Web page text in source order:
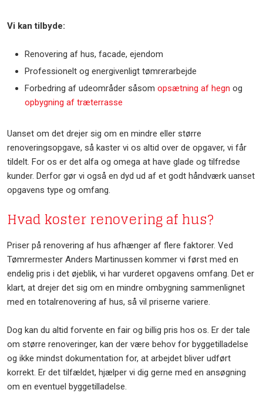
​Vi kan tilbyde:
Renovering af hus, facade, ejendom
Professionelt og energivenligt tømrerarbejde
Forbedring af udeområder såsom opsætning af hegn og
opbygning af træterrasse
Uanset om det drejer sig om en mindre eller større
renoveringsopgave, så kaster vi os altid over de opgaver, vi får
tildelt. For os er det alfa og omega at have glade og tilfredse
kunder. Derfor gør vi også en dyd ud af et godt håndværk uanset
opgavens type og omfang.
Hvad koster renovering af hus?
Priser på renovering af hus afhænger af flere faktorer. Ved
Tømrermester Anders Martinussen kommer vi først med en
endelig pris i det øjeblik, vi har vurderet opgavens omfang. Det er
klart, at drejer det sig om en mindre ombygning sammenlignet
med en totalrenovering af hus, så vil priserne variere.​
Dog kan du altid forvente en fair og billig pris hos os. Er der tale
om større renoveringer, kan der være behov for byggetilladelse
og ikke mindst dokumentation for, at arbejdet bliver udført
korrekt. Er det tilfældet, hjælper vi dig gerne med en ansøgning
om en eventuel byggetilladelse.